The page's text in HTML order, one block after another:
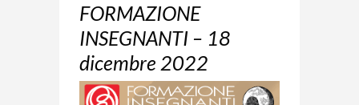
FORMAZIONE
INSEGNANTI – 18
dicembre 2022